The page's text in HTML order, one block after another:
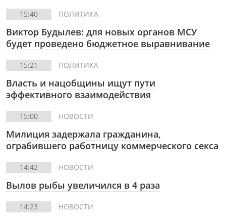
15:40 ПОЛИТИКА
Виктор Будылев: для новых органов МСУ
будет проведено бюджетное выравнивание
15:21 ПОЛИТИКА
Власть и нацобщины ищут пути
эффективного взаимодействия
15:00 НОВОСТИ
Милиция задержала гражданина,
ограбившего работницу коммерческого секса
14:42 НОВОСТИ
Вылов рыбы увеличился в 4 раза
14:23 НОВОСТИ